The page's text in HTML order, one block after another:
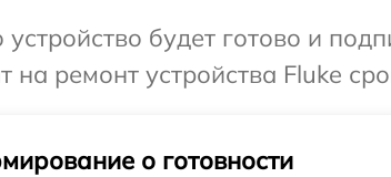
устройство будет готово и
на ремонт устройства Fluke
о готовности